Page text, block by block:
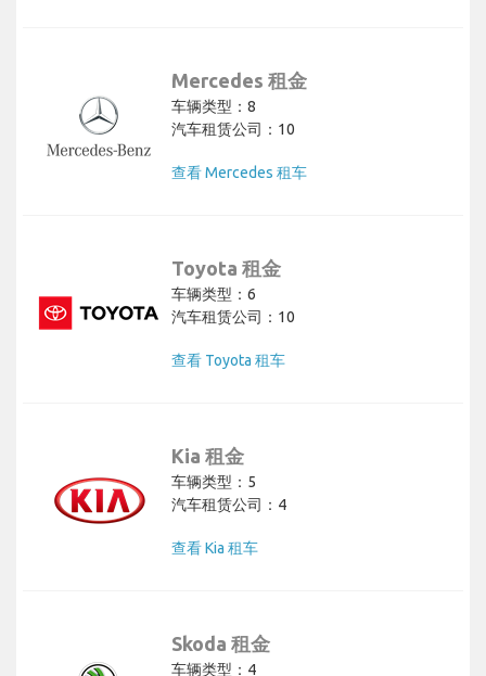
Mercedes 租金
车辆类型：8
汽车租赁公司：10
查看 Mercedes 租车
Toyota 租金
车辆类型：6
汽车租赁公司：10
查看 Toyota 租车
Kia 租金
车辆类型：5
汽车租赁公司：4
查看 Kia 租车
Skoda 租金
车辆类型：4